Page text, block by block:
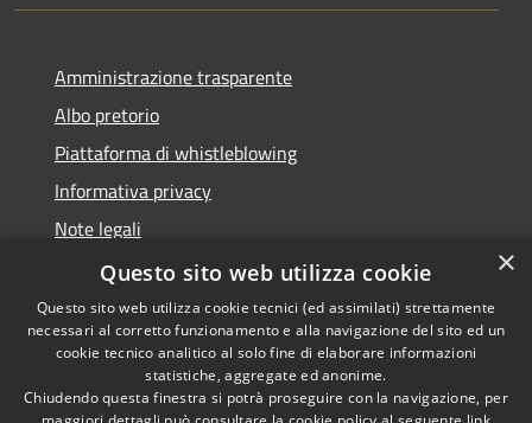
Amministrazione trasparente
Albo pretorio
Piattaforma di whistleblowing
Informativa privacy
Note legali
Dichiarazione di accessibilità
RSS
Accessibilità
© 2022 • Comune di Santa
Margherita Ligure •
×
Questo sito web utilizza cookie
Questo sito web utilizza cookie tecnici (ed assimilati) strettamente
necessari al corretto funzionamento e alla navigazione del sito ed un
cookie tecnico analitico al solo fine di elaborare informazioni
statistiche, aggregate ed anonime.
Chiudendo questa finestra si potrà proseguire con la navigazione, per